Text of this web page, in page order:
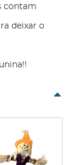
contam
deixar o